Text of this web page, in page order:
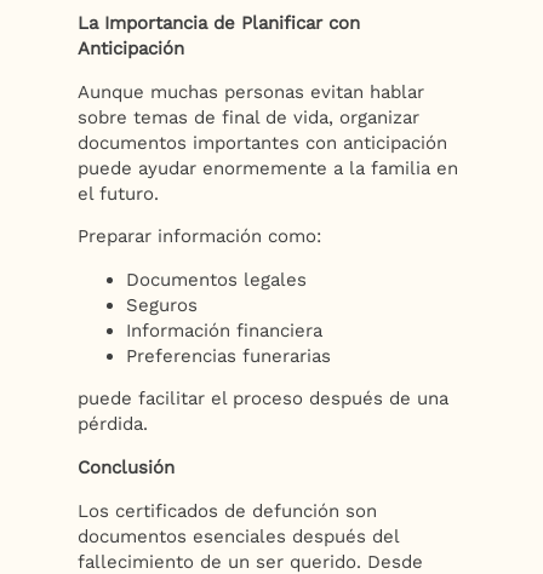
La Importancia de Planificar con
Anticipación
Aunque muchas personas evitan hablar
sobre temas de final de vida, organizar
documentos importantes con anticipación
puede ayudar enormemente a la familia en
el futuro.
Preparar información como:
Documentos legales
Seguros
Información financiera
Preferencias funerarias
puede facilitar el proceso después de una
pérdida.
Conclusión
Los certificados de defunción son
documentos esenciales después del
fallecimiento de un ser querido. Desde